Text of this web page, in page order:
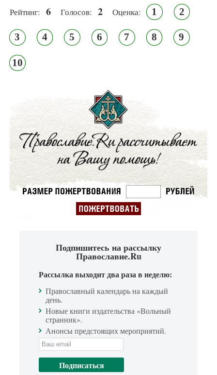
Рейтинг: 6 Голосов: 2 Оценка: 1 2
3 4 5 6 7 8 9
10
Подпишитесь на рассылку
Православие.Ru
Рассылка выходит два раза в неделю:
Православный календарь на каждый
день.
Новые книги издательства «Вольный
странник».
Анонсы предстоящих мероприятий.